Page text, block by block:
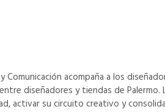
Comunicación acompaña a los
diseñadores y tiendas de
activar su circuito creativo y